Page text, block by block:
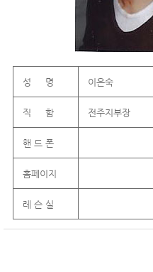
성 명 이은숙
직 함 전주지부장
핸 드 폰
홈페이지
레 슨 실